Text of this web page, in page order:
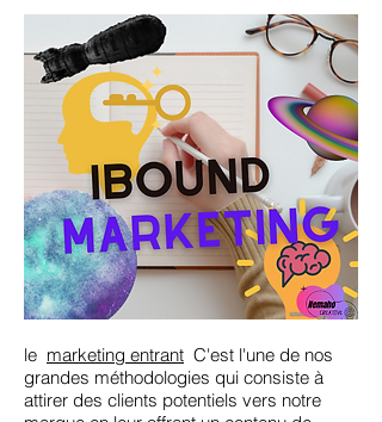
le marketing entrant C'est l'une de nos
grandes méthodologies qui consiste à
attirer des clients potentiels vers notre